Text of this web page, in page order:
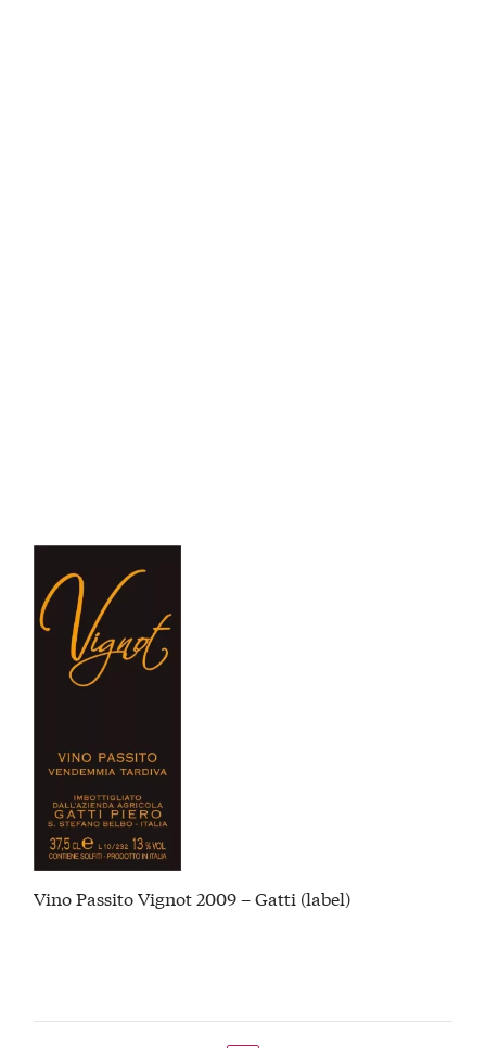
Vino Passito Vignot 2009 – Gatti (label)